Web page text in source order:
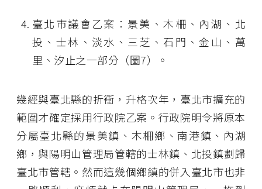
臺北市議會乙案：景美、木柵、內湖、北
投、士林、淡水、三芝、石門、金山、萬
里、汐止之一部分（圖7）。
幾經與臺北縣的折衝，升格次年，臺北市擴充的
範圍才確定採用行政院乙案。行政院明令將原本
分屬臺北縣的景美鎮、木柵鄉、南港鎮、內湖
鄉，與陽明山管理局管轄的士林鎮、北投鎮劃歸
臺北市管轄。然而這幾個鄉鎮的併入臺北市也非